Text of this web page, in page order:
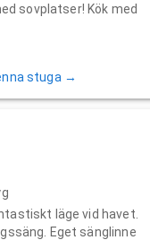
sovplatser! Kök med
stuga →
läge vid havet.
Eget sänglinne